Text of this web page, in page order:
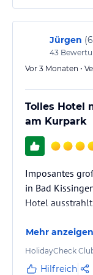
Jürgen (
43
Vor 3 Monaten •
Tolles Hotel
am Kurpark
Imposantes
in Bad
Hotel
Mehr anzeigen
HolidayCheck
Hilfreich